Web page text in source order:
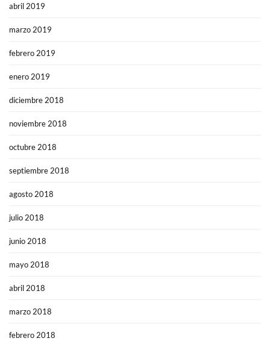
abril 2019
marzo 2019
febrero 2019
enero 2019
diciembre 2018
noviembre 2018
octubre 2018
septiembre 2018
agosto 2018
julio 2018
junio 2018
mayo 2018
abril 2018
marzo 2018
febrero 2018